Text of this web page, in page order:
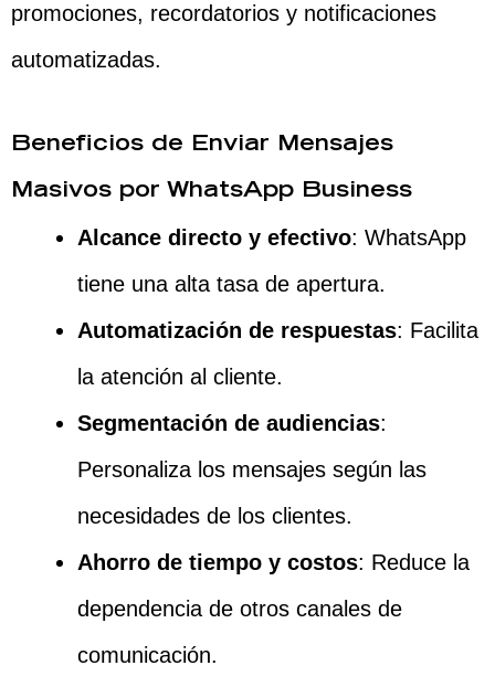
promociones, recordatorios y notificaciones
automatizadas.
Beneficios de Enviar Mensajes
Masivos por WhatsApp Business
Alcance directo y efectivo: WhatsApp
tiene una alta tasa de apertura.
Automatización de respuestas: Facilita
la atención al cliente.
Segmentación de audiencias:
Personaliza los mensajes según las
necesidades de los clientes.
Ahorro de tiempo y costos: Reduce la
dependencia de otros canales de
comunicación.